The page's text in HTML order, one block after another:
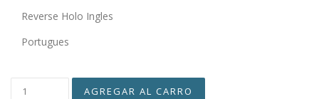
Reverse Holo Ingles
Portugues